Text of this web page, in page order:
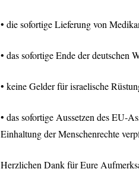
• die sofortige Lieferung von
• das sofortige Ende der deutschen
• keine Gelder für israelische
• das sofortige Aussetzen des EU-
Einhaltung der Menschenrechte
Herzlichen Dank für Eure